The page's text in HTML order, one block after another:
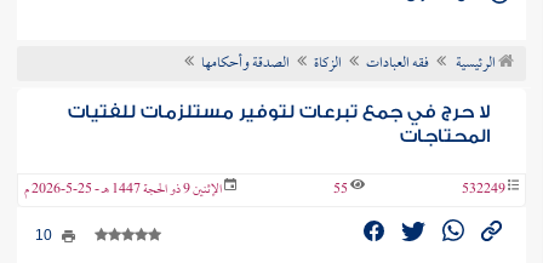
مختارات الفتاوى
الفتوى
الرئيسية فقه العبادات الزكاة الصدقة وأحكامها
لا حرج في جمع تبرعات لتوفير مستلزمات للفتيات
المحتاجات
532249
55 الإثنين 9 ذو الحجة 1447 هـ - 25-5-2026 م